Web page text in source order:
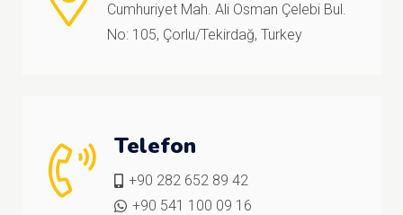
Cumhuriyet Mah. Ali Osman Çelebi Bul.
No: 105, Çorlu/Tekirdağ, Turkey
Telefon
+90 282 652 89 42
+90 541 100 09 16